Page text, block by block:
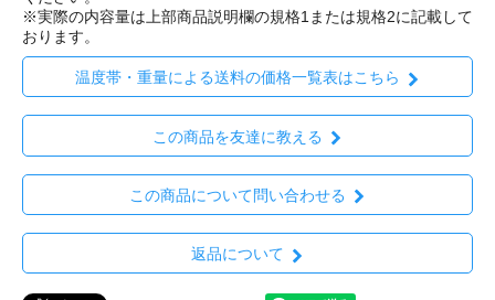
※実際の内容量は上部商品説明欄の規格1または規格2に記載して
おります。
温度帯・重量による送料の価格一覧表はこちら
この商品を友達に教える
この商品について問い合わせる
返品について